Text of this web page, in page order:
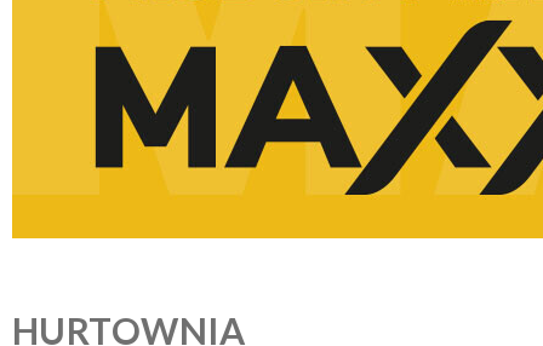
HURTOWNIA